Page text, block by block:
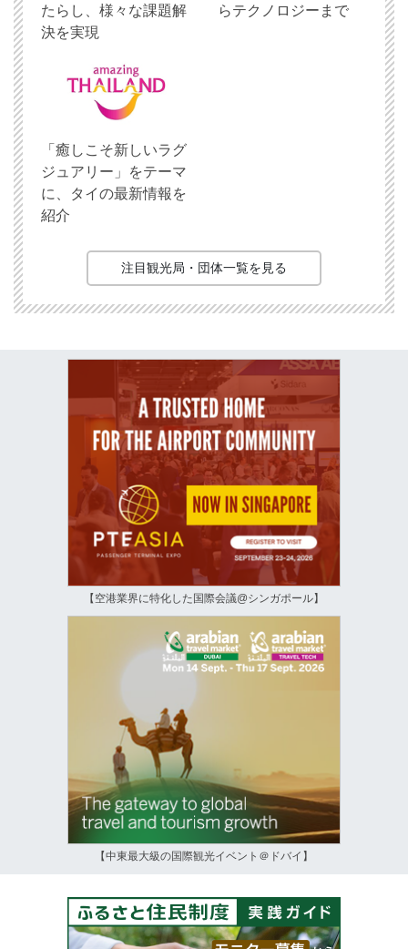
たらし、様々な課題解
決を実現
らテクノロジーまで
「癒しこそ新しいラグ
ジュアリー」をテーマ
に、タイの最新情報を
紹介
注目観光局・団体一覧を見る
【空港業界に特化した国際会議@シンガポール】
【中東最大級の国際観光イベント＠ドバイ】